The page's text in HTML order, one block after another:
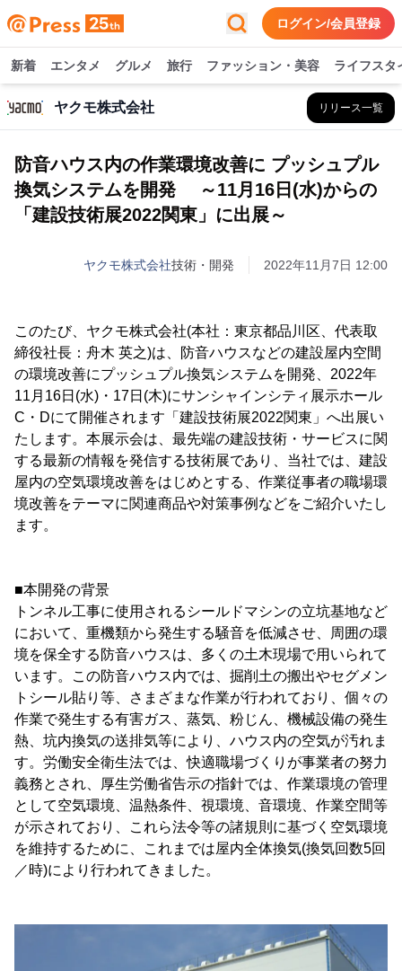
ログイン/会員登録
新着 エンタメ グルメ 旅行 ファッション・美容 ライフスタ
ヤクモ株式会社 リリース一覧
防音ハウス内の作業環境改善に プッシュプル
換気システムを開発 ～11月16日(水)からの
「建設技術展2022関東」に出展～
ヤクモ株式会社技術・開発 2022年11月7日 12:00
このたび、ヤクモ株式会社(本社：東京都品川区、代表取
締役社長：舟木 英之)は、防音ハウスなどの建設屋内空間
の環境改善にプッシュプル換気システムを開発、2022年
11月16日(水)・17日(木)にサンシャインシティ展示ホール
C・Dにて開催されます「建設技術展2022関東」へ出展い
たします。本展示会は、最先端の建設技術・サービスに関
する最新の情報を発信する技術展であり、当社では、建設
屋内の空気環境改善をはじめとする、作業従事者の職場環
境改善をテーマに関連商品や対策事例などをご紹介いたし
ます。
■本開発の背景
トンネル工事に使用されるシールドマシンの立坑基地など
において、重機類から発生する騒音を低減させ、周囲の環
境を保全する防音ハウスは、多くの土木現場で用いられて
います。この防音ハウス内では、掘削土の搬出やセグメン
トシール貼り等、さまざまな作業が行われており、個々の
作業で発生する有害ガス、蒸気、粉じん、機械設備の発生
熱、坑内換気の送排気等により、ハウス内の空気が汚れま
す。労働安全衛生法では、快適職場づくりが事業者の努力
義務とされ、厚生労働省告示の指針では、作業環境の管理
として空気環境、温熱条件、視環境、音環境、作業空間等
が示されており、これら法令等の諸規則に基づく空気環境
を維持するために、これまでは屋内全体換気(換気回数5回
／時)により行われてきました。